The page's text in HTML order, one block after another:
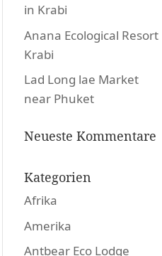
in Krabi
Anana Ecological Resort
Krabi
Lad Long lae Market
near Phuket
Neueste Kommentare
Kategorien
Afrika
Amerika
Antbear Eco Lodge